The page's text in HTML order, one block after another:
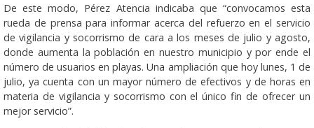
De este modo, Pérez Atencia indicaba que “convocamos esta
rueda de prensa para informar acerca del refuerzo en el servicio
de vigilancia y socorrismo de cara a los meses de julio y agosto,
donde aumenta la población en nuestro municipio y por ende el
número de usuarios en playas. Una ampliación que hoy lunes, 1 de
julio, ya cuenta con un mayor número de efectivos y de horas en
materia de vigilancia y socorrismo con el único fin de ofrecer un
mejor servicio”.